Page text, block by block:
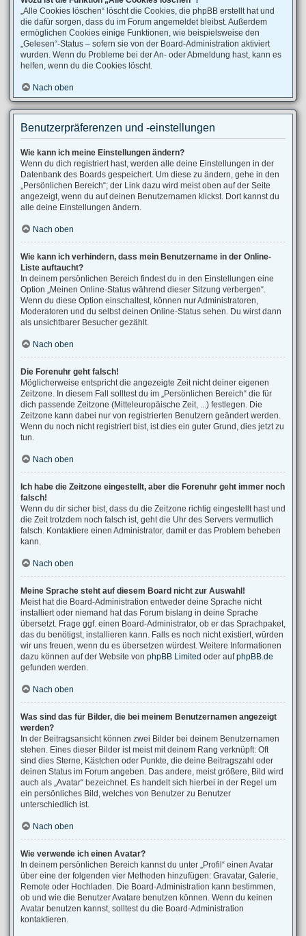
„Alle Cookies löschen“ löscht die Cookies, die phpBB erstellt hat und
die dafür sorgen, dass du im Forum angemeldet bleibst. Außerdem
ermöglichen Cookies einige Funktionen, wie beispielsweise den
„Gelesen“-Status – sofern sie von der Board-Administration aktiviert
wurden. Wenn du Probleme bei der An- oder Abmeldung hast, kann es
helfen, wenn du die Cookies löscht.
Nach oben
Benutzerpräferenzen und -einstellungen
Wie kann ich meine Einstellungen ändern?
Wenn du dich registriert hast, werden alle deine Einstellungen in der
Datenbank des Boards gespeichert. Um diese zu ändern, gehe in den
„Persönlichen Bereich“; der Link dazu wird meist oben auf der Seite
angezeigt, wenn du auf deinen Benutzernamen klickst. Dort kannst du
alle deine Einstellungen ändern.
Nach oben
Wie kann ich verhindern, dass mein Benutzername in der Online-
Liste auftaucht?
In deinem persönlichen Bereich findest du in den Einstellungen eine
Option „Meinen Online-Status während dieser Sitzung verbergen“.
Wenn du diese Option einschaltest, können nur Administratoren,
Moderatoren und du selbst deinen Online-Status sehen. Du wirst dann
als unsichtbarer Besucher gezählt.
Nach oben
Die Forenuhr geht falsch!
Möglicherweise entspricht die angezeigte Zeit nicht deiner eigenen
Zeitzone. In diesem Fall solltest du im „Persönlichen Bereich“ die für
dich passende Zeitzone (Mitteleuropäische Zeit, ...) festlegen. Die
Zeitzone kann dabei nur von registrierten Benutzern geändert werden.
Wenn du noch nicht registriert bist, ist dies ein guter Grund, dies jetzt zu
tun.
Nach oben
Ich habe die Zeitzone eingestellt, aber die Forenuhr geht immer noch
falsch!
Wenn du dir sicher bist, dass du die Zeitzone richtig eingestellt hast und
die Zeit trotzdem noch falsch ist, geht die Uhr des Servers vermutlich
falsch. Kontaktiere einen Administrator, damit er das Problem beheben
kann.
Nach oben
Meine Sprache steht auf diesem Board nicht zur Auswahl!
Meist hat die Board-Administration entweder deine Sprache nicht
installiert oder niemand hat das Forum bislang in deine Sprache
übersetzt. Frage ggf. einen Board-Administrator, ob er das Sprachpaket,
das du benötigst, installieren kann. Falls es noch nicht existiert, würden
wir uns freuen, wenn du es übersetzen würdest. Weitere Informationen
dazu können auf der Website von phpBB Limited oder aufphpBB.de
gefunden werden.
Nach oben
Was sind das für Bilder, die bei meinem Benutzernamen angezeigt
werden?
In der Beitragsansicht können zwei Bilder bei deinem Benutzernamen
stehen. Eines dieser Bilder ist meist mit deinem Rang verknüpft: Oft
sind dies Sterne, Kästchen oder Punkte, die deine Beitragszahl oder
deinen Status im Forum angeben. Das andere, meist größere, Bild wird
auch als „Avatar“ bezeichnet. Es handelt sich hierbei in der Regel um
ein persönliches Bild, welches von Benutzer zu Benutzer
unterschiedlich ist.
Nach oben
Wie verwende ich einen Avatar?
In deinem persönlichen Bereich kannst du unter „Profil“ einen Avatar
über eine der folgenden vier Methoden hinzufügen: Gravatar, Galerie,
Remote oder Hochladen. Die Board-Administration kann bestimmen,
ob und wie die Benutzer Avatare benutzen können. Wenn du keinen
Avatar benutzen kannst, solltest du die Board-Administration
kontaktieren.